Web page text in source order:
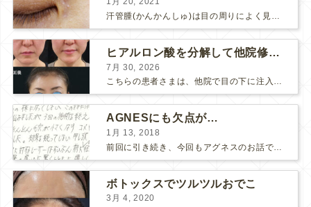
汗管腫(かんかんしゅ)は目の周りによく見られるいぼです。 以前は炭酸ガスレーザーでイボ組織を削って（蒸散とかアブレーションと言います）治療していました。 汗管腫は治療しても再発しやすい難治...
ヒアルロン酸を分解して他院修正（目の下のチンダル現象とその補正）
7月 30, 2026
こちらの患者さまは、他院で目の下に注入したヒアルロン酸がチンダル現象を起こしていたため、 ヒアルロン酸を分解する薬（ヒアルロニダーゼ）で分解してから 改めてヒアルロン酸を入れ直しました。 ...
AGNESにも欠点が…
1月 13, 2018
ボトックスでツルツルおでこ
3月 4, 2020